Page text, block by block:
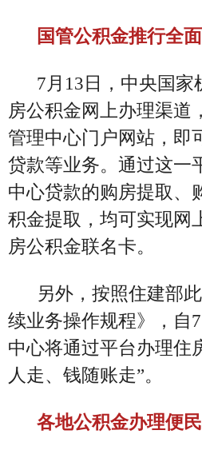
国管公积金推行全
7月13日，中央国
房公积金网上办理渠道
管理中心门户网站，即
贷款等业务。通过这一
中心贷款的购房提取、
积金提取，均可实现网
房公积金联名卡。
另外，按照住建部
续业务操作规程》， 自
中心将通过平台办理住
人走、钱随账走”。
各地公积金办理便